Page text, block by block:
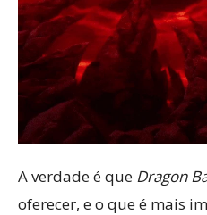
A verdade é que Dragon
oferecer, e o que é mais